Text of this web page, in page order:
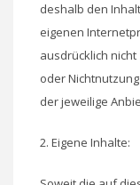
deshalb den
eigenen
ausdrücklich
oder
der jeweilige
2. Eigene Inhalte: